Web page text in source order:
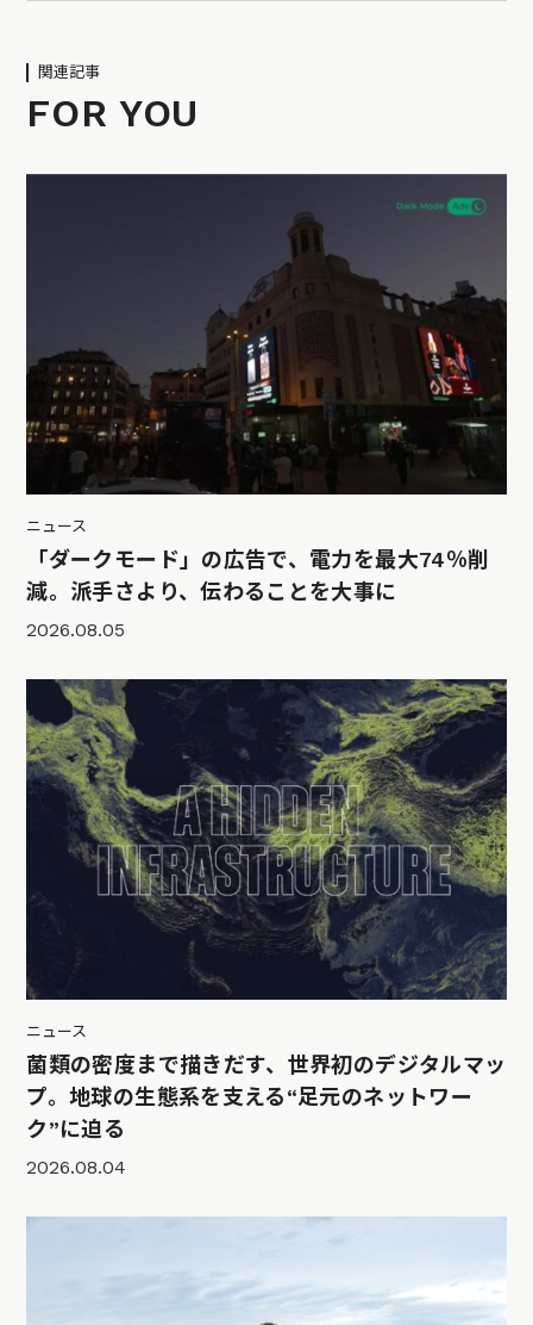
関連記事
FOR YOU
ニュース
「ダークモード」の広告で、電力を最大74％削
減。派手さより、伝わることを大事に
2026.08.05
ニュース
菌類の密度まで描きだす、世界初のデジタルマッ
プ。地球の生態系を支える“足元のネットワー
ク”に迫る
2026.08.04